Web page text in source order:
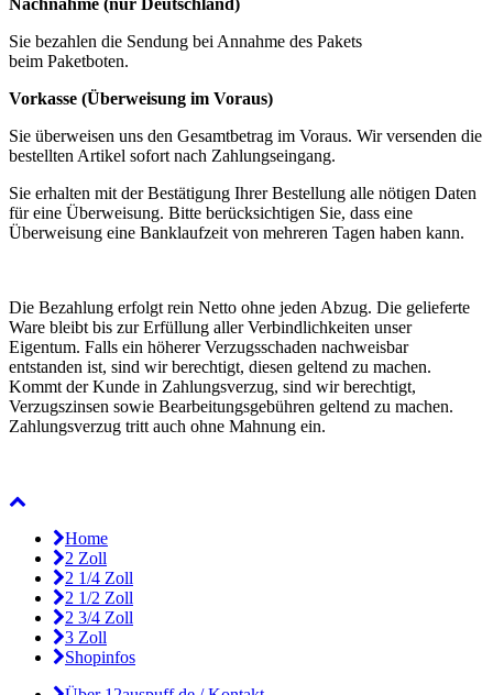
Nachnahme (nur Deutschland)
Sie bezahlen die Sendung bei Annahme des Pakets
beim Paketboten.
Vorkasse (Überweisung im Voraus)
Sie überweisen uns den Gesamtbetrag im Voraus. Wir versenden die
bestellten Artikel sofort nach Zahlungseingang.
Sie erhalten mit der Bestätigung Ihrer Bestellung alle nötigen Daten
für eine Überweisung. Bitte berücksichtigen Sie, dass eine
Überweisung eine Banklaufzeit von mehreren Tagen haben kann.
Die Bezahlung erfolgt rein Netto ohne jeden Abzug. Die gelieferte
Ware bleibt bis zur Erfüllung aller Verbindlichkeiten unser
Eigentum. Falls ein höherer Verzugsschaden nachweisbar
entstanden ist, sind wir berechtigt, diesen geltend zu machen.
Kommt der Kunde in Zahlungsverzug, sind wir berechtigt,
Verzugszinsen sowie Bearbeitungsgebühren geltend zu machen.
Zahlungsverzug tritt auch ohne Mahnung ein.
Home
2 Zoll
2 1/4 Zoll
2 1/2 Zoll
2 3/4 Zoll
3 Zoll
Shopinfos